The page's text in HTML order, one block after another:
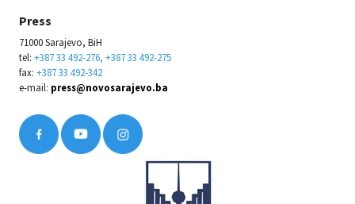
Press
71000 Sarajevo, BiH
tel: +387 33 492-276, +387 33 492-275
fax: +387 33 492-342
e-mail: press@novosarajevo.ba